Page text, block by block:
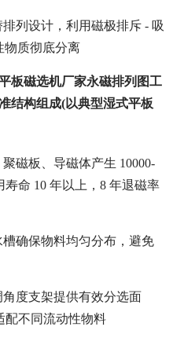
列设计，利用磁极排斥 - 吸
物质彻底分离
板磁选机厂家永磁排列图工
结构组成(以典型湿式平板
磁板、导磁体产生 10000-
寿命 10 年以上，8 年退磁率
确保物料均匀分布，避免
度支架提供有效分选面
配不同流动性物料